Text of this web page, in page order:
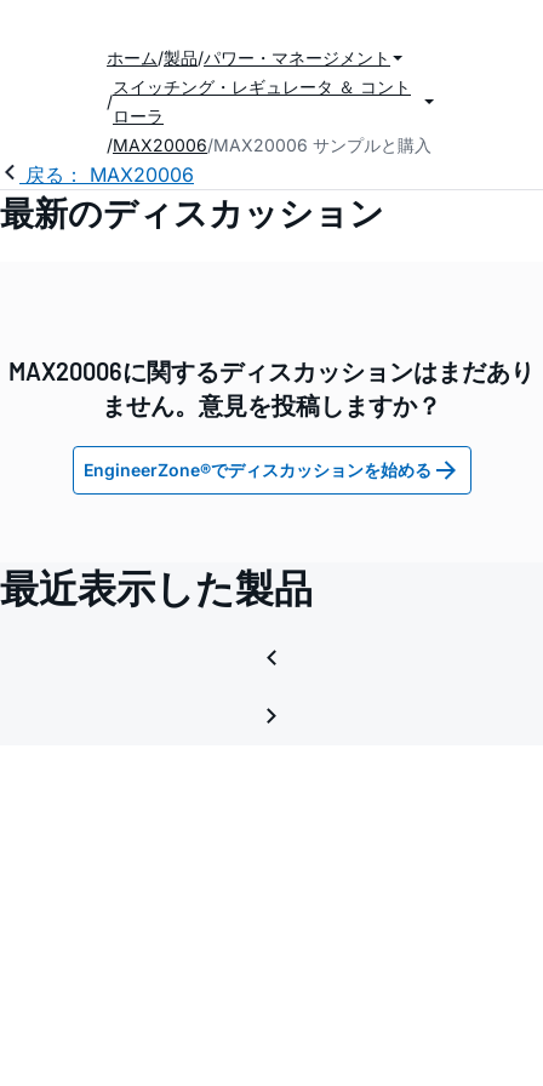
ホーム 製品 パワー・マネージメント
スイッチング・レギュレータ ＆ コント
ローラ
MAX20006 MAX20006 サンプルと購入
戻る： MAX20006
最新のディスカッション
MAX20006に関するディスカッションはまだあり
ません。意見を投稿しますか？
EngineerZone®でディスカッションを始める
最近表示した製品